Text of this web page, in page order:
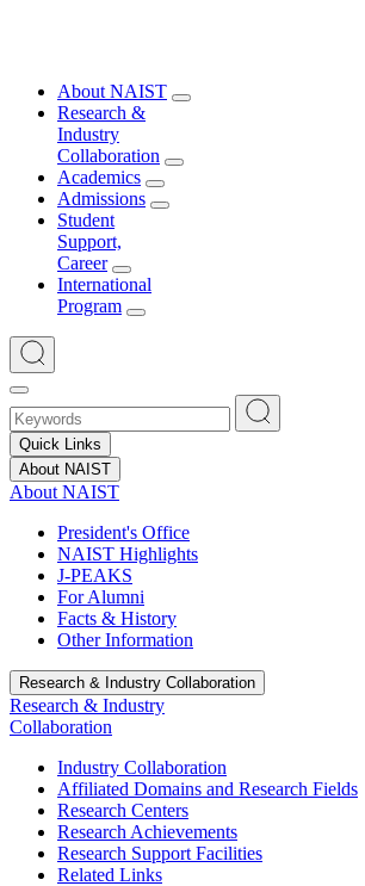
About NAIST
Research &
Industry
Collaboration
Academics
Admissions
Student
Support,
Career
International
Program
Quick Links
About NAIST
About NAIST
President's Office
NAIST Highlights
J-PEAKS
For Alumni
Facts & History
Other Information
Research & Industry Collaboration
Research & Industry
Collaboration
Industry Collaboration
Affiliated Domains and Research Fields
Research Centers
Research Achievements
Research Support Facilities
Related Links